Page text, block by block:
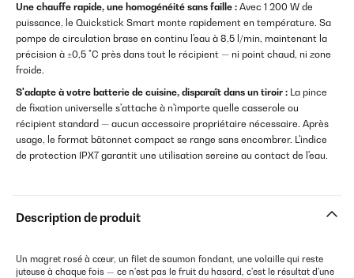
Une chauffe rapide, une homogénéité sans faille : Avec 1 200 W de
puissance, le Quickstick Smart monte rapidement en température. Sa
pompe de circulation brase en continu l'eau à 8,5 l/min, maintenant la
précision à ±0,5 °C près dans tout le récipient — ni point chaud, ni zone
froide.
S'adapte à votre batterie de cuisine, disparaît dans un tiroir : La pince
de fixation universelle s'attache à n'importe quelle casserole ou
récipient standard — aucun accessoire propriétaire nécessaire. Après
usage, le format bâtonnet compact se range sans encombrer. L'indice
de protection IPX7 garantit une utilisation sereine au contact de l'eau.
Description de produit
Un magret rosé à cœur, un filet de saumon fondant, une volaille qui reste
juteuse à chaque fois — ce n'est pas le fruit du hasard, c'est le résultat d'une